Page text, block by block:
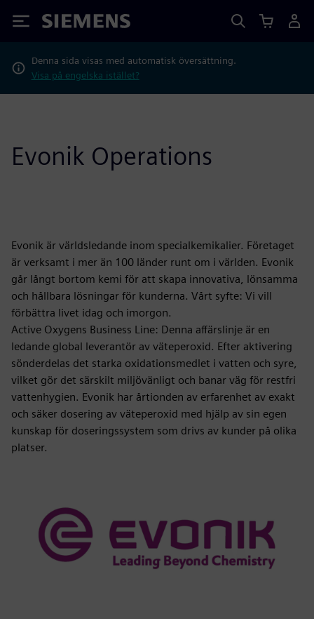
Siemens
Denna sida visas med automatisk översättning.
Visa på engelska istället?
Evonik Operations
Evonik är världsledande inom specialkemikalier. Företaget
är verksamt i mer än 100 länder runt om i världen. Evonik
går långt bortom kemi för att skapa innovativa, lönsamma
och hållbara lösningar för kunderna. Vårt syfte: Vi vill
förbättra livet idag och imorgon.
Active Oxygens Business Line: Denna affärslinje är en
ledande global leverantör av väteperoxid. Efter aktivering
sönderdelas det starka oxidationsmedlet i vatten och syre,
vilket gör det särskilt miljövänligt och banar väg för restfri
vattenhygien. Evonik har årtionden av erfarenhet av exakt
och säker dosering av väteperoxid med hjälp av sin egen
kunskap för doseringssystem som drivs av kunder på olika
platser.